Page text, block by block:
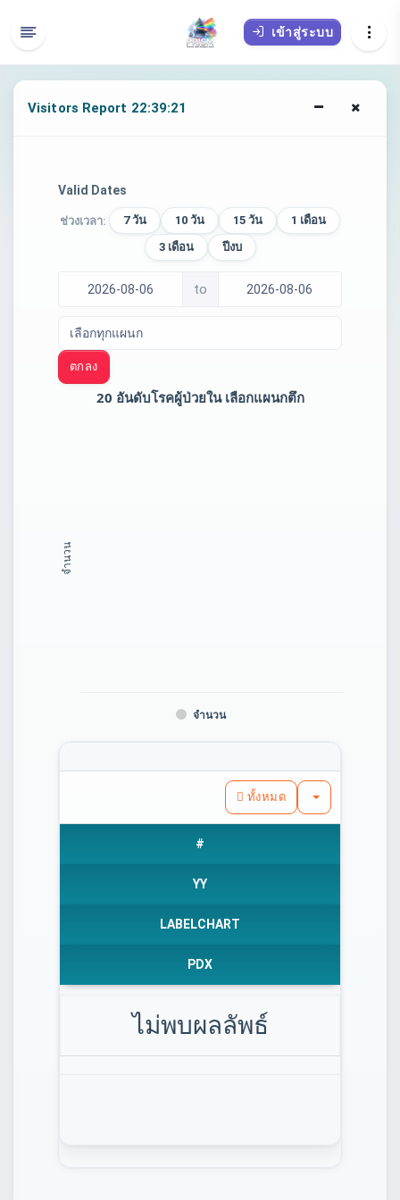
เข้าสู่ระบบ
Visitors Report 22:39:21
Valid Dates
ช่วงเวลา: 7 วัน 10 วัน 15 วัน
1 เดือน
3 เดือน
ปีงบ
to
ตกลง
จำนวน
20 อันดับโรคผู้ป่วยใน เลือกแผนกตึก
จำนวน
ทั้งหมด
#
YY
LABELCHART
PDX
ไม่พบผลลัพธ์